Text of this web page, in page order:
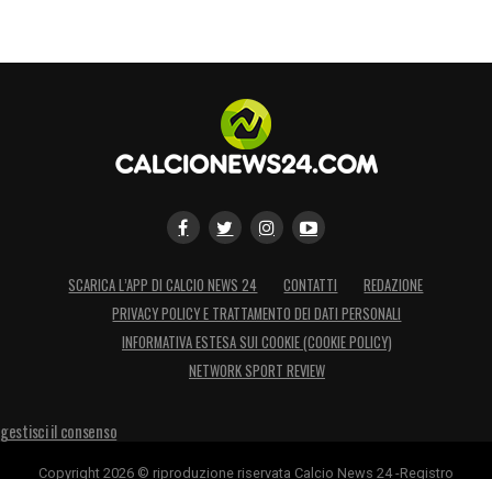
SCARICA L’APP DI CALCIO NEWS 24 CONTATTI
REDAZIONE
PRIVACY POLICY E TRATTAMENTO DEI DATI PERSONALI
INFORMATIVA ESTESA SUI COOKIE (COOKIE POLICY)
NETWORK SPORT REVIEW
gestisci il consenso
Copyright 2026 © riproduzione riservata Calcio News 24 -Registro